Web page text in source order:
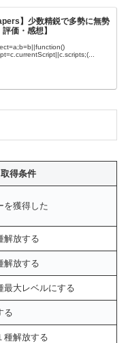
】少数精鋭で多勢に無勢
価・感想】
取得条件
を獲得した
解放する
解放する
最大レベルにする
る
種解放する